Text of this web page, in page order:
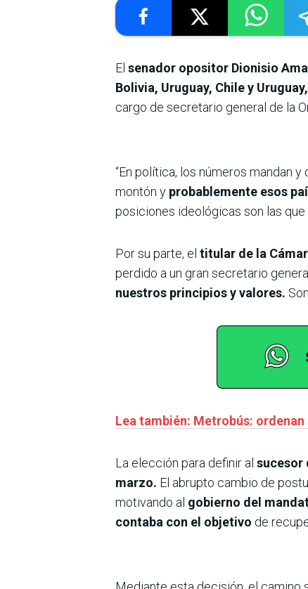
El senador opositor Dionisio
Bolivia, Uruguay, Chile y
cargo de secretario general de la
“En política, los números mandan
montón y probablemente esos
posiciones ideológicas son las
Por su parte, el titular de la
perdido a un gran secretario
nuestros principios y valores.
Lea también: Metrobús:
La elección para definir al sucesor
marzo. El abrupto cambio de
motivando al gobierno del
contaba con el objetivo de